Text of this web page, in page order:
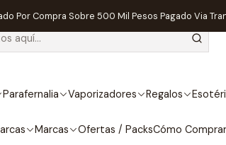
Parafernalia Vaporizadores Regalos
Marcas Ofertas / PacksCómo Comprar
Por Compra Sobre 500 Mil Pesos Pagado Via